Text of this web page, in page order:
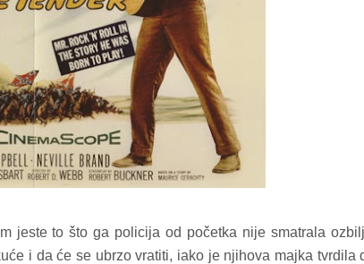
jeste to što ga policija od početka nije smatrala
i da će se ubrzo vratiti, iako je njihova majka tvrdila